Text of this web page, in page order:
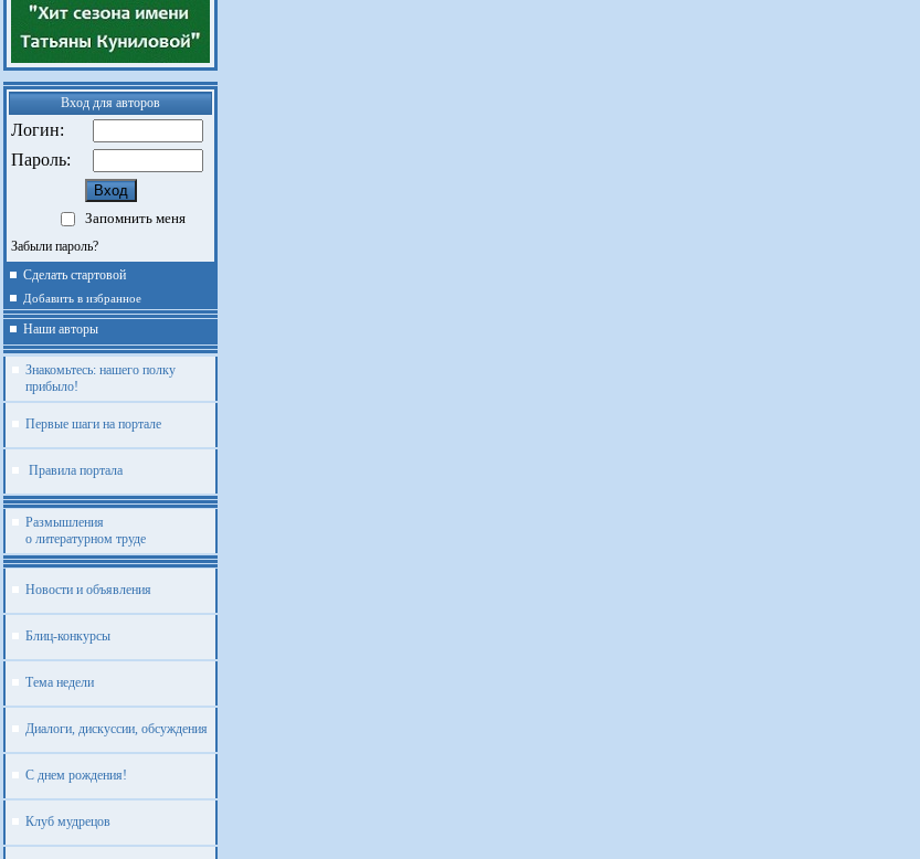
Вход для авторов
Логин:
Пароль:
Запомнить меня
Забыли пароль?
Сделать стартовой
Добавить в избранное
Наши авторы
Знакомьтесь: нашего полку
прибыло!
Первые шаги на портале
Правила портала
Размышления
о литературном труде
Новости и объявления
Блиц-конкурсы
Тема недели
Диалоги, дискуссии, обсуждения
С днем рождения!
Клуб мудрецов